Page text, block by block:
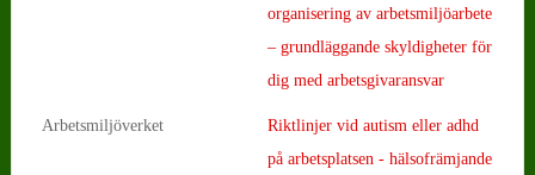
organisering av arbetsmiljöarbete
– grundläggande skyldigheter för
dig med arbetsgivaransvar
Arbetsmiljöverket
Riktlinjer vid autism eller adhd
på arbetsplatsen - hälsofrämjande